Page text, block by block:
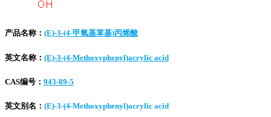
产品名称： (E)-3-(4-甲氧基苯基)丙烯酸
英文名称： (E)-3-(4-Methoxyphenyl)acrylic acid
CAS编号： 943-89-5
英文别名： (E)-3-(4-Methoxyphenyl)acrylic acid